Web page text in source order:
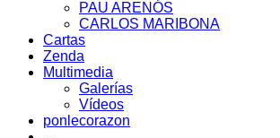
PAU ARENÓS
CARLOS MARIBONA
Cartas
Zenda
Multimedia
Galerías
Vídeos
ponlecorazon